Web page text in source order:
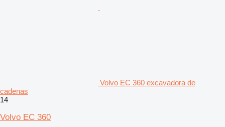
Volvo EC 360 excavadora de
cadenas
14
Volvo EC 360